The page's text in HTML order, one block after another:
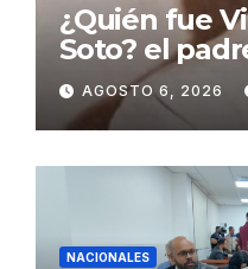
¿Quién fue
Soto? el
baloncesto
AGOSTO 6, 2026
NACIONALES